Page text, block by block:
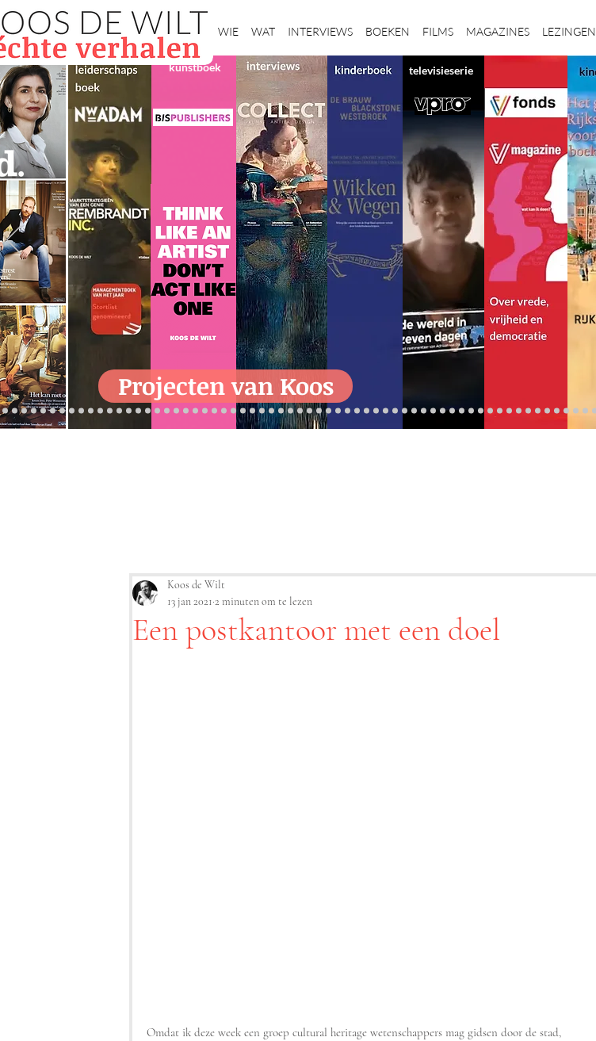
Home WIE WAT INTERVIEWS BOEKEN FILMS MAGAZINES LEZINGEN
kunstboek televisieserie
Projecten van Koos
Een postkantoor met een doel
Koos de Wilt
13 jan 2021 2 minuten om te lezen
Omdat ik deze week een groep cultural heritage wetenschappers mag gidsen door de stad,